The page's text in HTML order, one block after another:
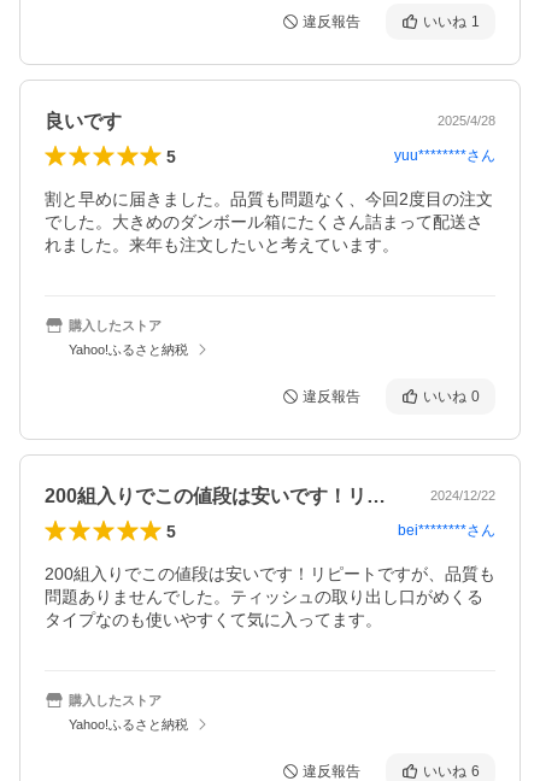
違反報告 いいね 1
良いです 2025/4/28
5 yuu********さん
割と早めに届きました。品質も問題なく、今回2度目の注文
でした。大きめのダンボール箱にたくさん詰まって配送さ
れました。来年も注文したいと考えています。
購入したストア
Yahoo!ふるさと納税
違反報告 いいね 0
200組入りでこの値段は安いです！リピ… 2024/12/22
5 bei********さん
200組入りでこの値段は安いです！リピートですが、品質も
問題ありませんでした。ティッシュの取り出し口がめくる
タイプなのも使いやすくて気に入ってます。
購入したストア
Yahoo!ふるさと納税
違反報告 いいね 6